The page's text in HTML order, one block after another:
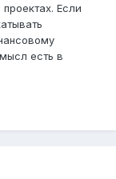
Если
есть в